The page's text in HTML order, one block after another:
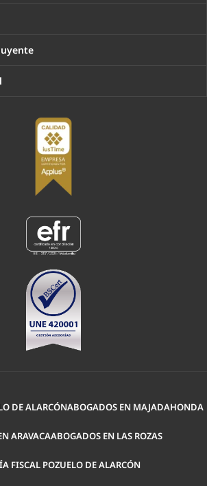
DE ALARCÓNABOGADOS EN MAJADAHONDA
ARAVACAABOGADOS EN LAS ROZAS
FISCAL POZUELO DE ALARCÓN